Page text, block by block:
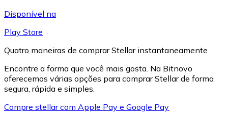
Disponível na
Play Store
Quatro maneiras de comprar Stellar instantaneamente
Encontre a forma que você mais gosta. Na Bitnovo
oferecemos várias opções para comprar Stellar de forma
segura, rápida e simples.
Compre stellar com Apple Pay e Google Pay